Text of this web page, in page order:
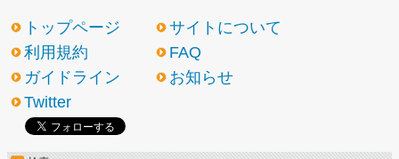
トップページ
サイトについて
利用規約
FAQ
ガイドライン
お知らせ
Twitter